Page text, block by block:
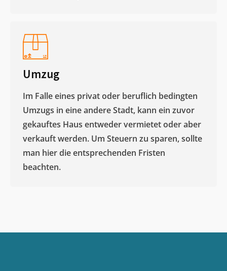
Umzug
Im Falle eines privat oder beruflich bedingten
Umzugs in eine andere Stadt, kann ein zuvor
gekauftes Haus entweder vermietet oder aber
verkauft werden. Um Steuern zu sparen, sollte
man hier die entsprechenden Fristen
beachten.